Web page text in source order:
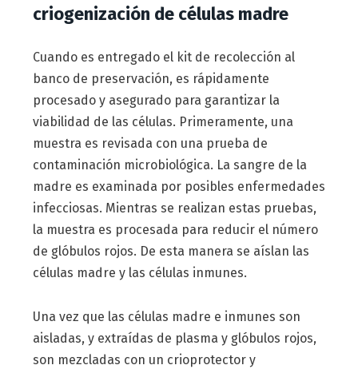
criogenización de células madre
Cuando es entregado el kit de recolección al
banco de preservación, es rápidamente
procesado y asegurado para garantizar la
viabilidad de las células. Primeramente, una
muestra es revisada con una prueba de
contaminación microbiológica. La sangre de la
madre es examinada por posibles enfermedades
infecciosas. Mientras se realizan estas pruebas,
la muestra es procesada para reducir el número
de glóbulos rojos. De esta manera se aíslan las
células madre y las células inmunes.
Una vez que las células madre e inmunes son
aisladas, y extraídas de plasma y glóbulos rojos,
son mezcladas con un crioprotector y